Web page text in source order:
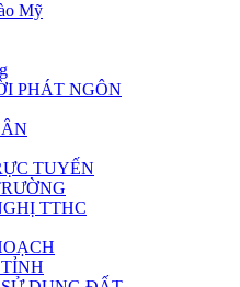
Mỹ
PHÁT NGÔN
TUYẾN
TTHC